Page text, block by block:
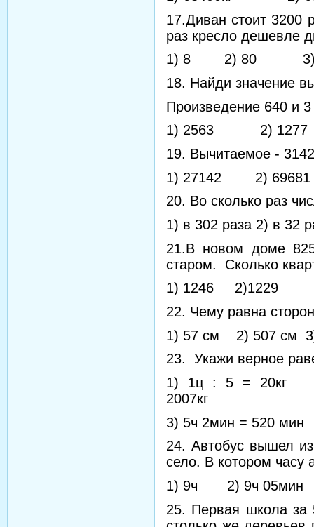
17.Диван стоит 3200
раз кресло дешевле
1) 8 2) 80 3)
18. Найди значение
Произведение 640 и
1) 2563 2)
19. Вычитаемое -
1) 27142 2)
20. Во сколько раз
1) в 302 раза 2) в 32
21.В новом доме
старом. Сколько
1) 1246 2)1229
22. Чему равна
1) 57 см 2) 507 см
23. Укажи верное
1) 1ц : 5
3) 5ч 2мин = 520
24. Автобус вышел
село. В котором часу
1) 9ч 2) 9ч 05мин
25. Первая школа за